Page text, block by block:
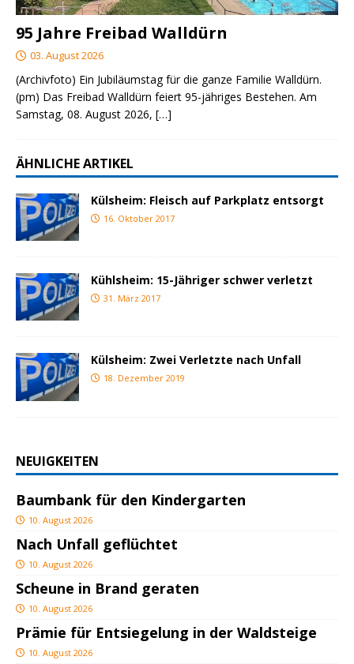
95 Jahre Freibad Walldürn
03. August 2026
(Archivfoto) Ein Jubiläumstag für die ganze Familie Walldürn.
(pm) Das Freibad Walldürn feiert 95-jähriges Bestehen. Am
Samstag, 08. August 2026, […]
ÄHNLICHE ARTIKEL
Külsheim: Fleisch auf Parkplatz entsorgt
16. Oktober 2017
Kühlsheim: 15-Jähriger schwer verletzt
31. März 2017
Külsheim: Zwei Verletzte nach Unfall
18. Dezember 2019
NEUIGKEITEN
Baumbank für den Kindergarten
10. August 2026
Nach Unfall geflüchtet
10. August 2026
Scheune in Brand geraten
10. August 2026
Prämie für Entsiegelung in der Waldsteige
10. August 2026